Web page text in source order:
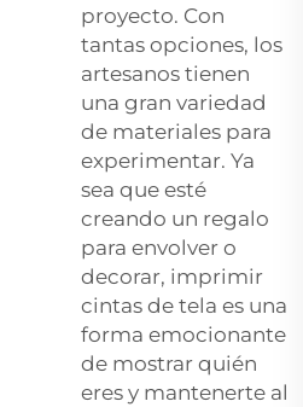
proyecto. Con
tantas opciones, los
artesanos tienen
una gran variedad
de materiales para
experimentar. Ya
sea que esté
creando un regalo
para envolver o
decorar, imprimir
cintas de tela es una
forma emocionante
de mostrar quién
eres y mantenerte al